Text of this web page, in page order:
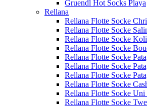
Gruendl Hot Socks Playa
Rellana
Rellana Flotte Socke
Rellana Flotte Socke
Rellana Flotte Socke
Rellana Flotte Socke
Rellana Flotte Socke
Rellana Flotte Socke
Rellana Flotte Socke
Rellana Flotte Socke
Rellana Flotte Socke Uni
Rellana Flotte Socke